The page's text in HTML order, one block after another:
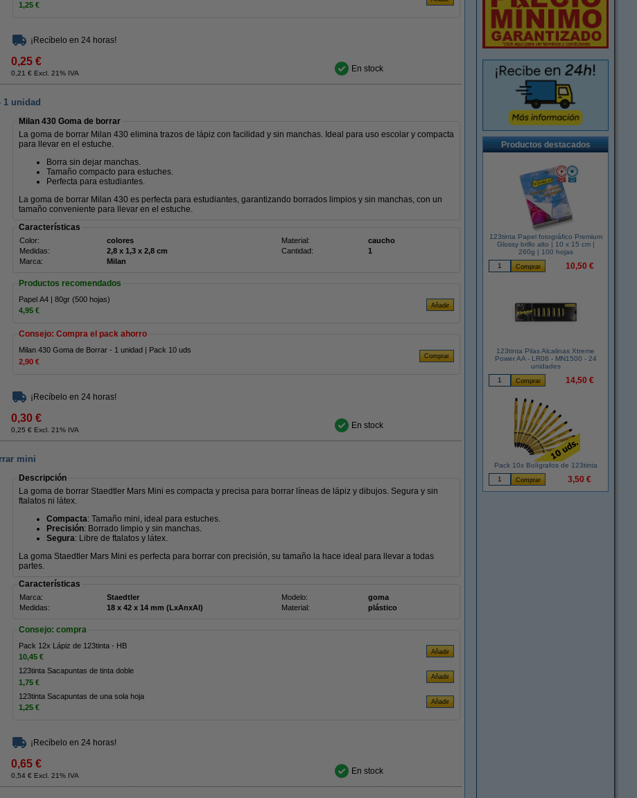
1,25 €
¡Recíbelo en 24 horas!
0,25 €
0,21 € Excl. 21% IVA En stock
1 unidad
Milan 430 Goma de borrar
La goma de borrar Milan 430 elimina trazos de lápiz con facilidad y sin manchas. Ideal para uso escolar y compacta
para llevar en el estuche.
Borra sin dejar manchas.
Tamaño compacto para estuches.
Perfecta para estudiantes.
La goma de borrar Milan 430 es perfecta para estudiantes, garantizando borrados limpios y sin manchas, con un
tamaño conveniente para llevar en el estuche.
Características
Color: colores Material:
caucho
Medidas:
2,8 x 1,3 x 2,8 cm Cantidad:
1
Marca:
Milan
Productos recomendados
Papel A4 | 80gr (500 hojas)
4,95 €
Consejo: Compra el pack ahorro
Milan 430 Goma de Borrar - 1 unidad | Pack 10 uds
2,90 €
¡Recíbelo en 24 horas!
0,30 €
0,25 € Excl. 21% IVA En stock
mini
Descripción
La goma de borrar Staedtler Mars Mini es compacta y precisa para borrar líneas de lápiz y dibujos. Segura y sin
ftalatos ni látex.
Compacta: Tamaño mini, ideal para estuches.
Precisión: Borrado limpio y sin manchas.
Segura: Libre de ftalatos y látex.
La goma Staedtler Mars Mini es perfecta para borrar con precisión, su tamaño la hace ideal para llevar a todas
partes.
Características
Marca: Staedtler Modelo:
goma
Medidas:
18 x 42 x 14 mm (LxAnxAl) Material: plástico
Consejo: compra
Pack 12x Lápiz de 123tinta - HB
10,45 €
123tinta Sacapuntas de tinta doble
1,75 €
123tinta Sacapuntas de una sola hoja
1,25 €
¡Recíbelo en 24 horas!
0,65 €
0,54 € Excl. 21% IVA En stock
Productos destacados
123tinta Papel fotográfico Premium
Glossy brillo alto | 10 x 15 cm |
260g | 100 hojas
10,50 €
123tinta Pilas Alcalinas Xtreme
Power AA - LR06 - MN1500 - 24
unidades
14,50 €
Pack 10x Bolígrafos de 123tinta
3,50 €